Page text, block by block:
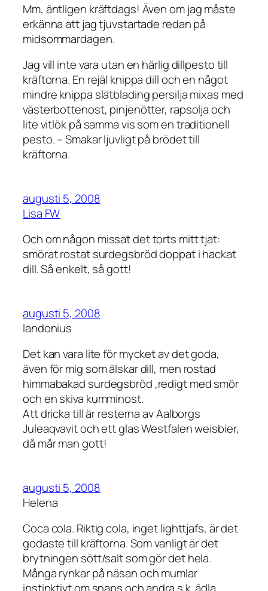
Mm, äntligen kräftdags! Även om jag måste
erkänna att jag tjuvstartade redan på
midsommardagen.
Jag vill inte vara utan en härlig dillpesto till
kräftorna. En rejäl knippa dill och en något
mindre knippa slätblading persilja mixas med
västerbottenost, pinjenötter, rapsolja och
lite vitlök på samma vis som en traditionell
pesto. – Smakar ljuvligt på brödet till
kräftorna.
augusti 5, 2008
Lisa FW
Och om någon missat det torts mitt tjat:
smörat rostat surdegsbröd doppat i hackat
dill. Så enkelt, så gott!
augusti 5, 2008
landonius
Det kan vara lite för mycket av det goda,
även för mig som älskar dill, men rostad
himmabakad surdegsbröd ,redigt med smör
och en skiva kumminost.
Att dricka till är resterna av Aalborgs
Juleaqvavit och ett glas Westfalen weisbier,
då mår man gott!
augusti 5, 2008
Helena
Coca cola. Riktig cola, inget lighttjafs, är det
godaste till kräftorna. Som vanligt är det
brytningen sött/salt som gör det hela.
Många rynkar på näsan och mumlar